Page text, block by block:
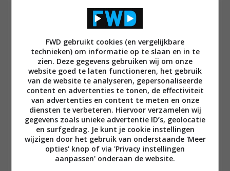
Verzoek tot uitschrijving mailinglist
De meest directe manier om uw gegevens uit onze
'unsubscribe-link' onderaan de betreffende mails.
Hiermee worden uw gegevens direct en automatisch
gedeactiveerd.
Via onderstaande formulier bieden wij u echter
eveneens de mogelijkheid uw gegevens door een
medewerker van FWD (360 Publishing B.V.) te laten
verwijderen. Hier kunnen enkele werkdagen overheen
gaan, afhankelijk van de drukte op de desbetreffende
afdeling. Hiervoor vragen wij uw begrip.
FWD gebruikt cookies (en vergelijkbare
technieken) om informatie op te slaan en in te
zien. Deze gegevens gebruiken wij om onze
website goed te laten functioneren, het gebruik
van de website te analyseren, gepersonaliseerde
content en advertenties te tonen, de effectiviteit
van advertenties en content te meten en onze
diensten te verbeteren. Hiervoor verzamelen wij
gegevens zoals unieke advertentie ID’s, geolocatie
en surfgedrag. Je kunt je cookie instellingen
wijzigen door het gebruik van onderstaande 'Meer
opties' knop of via 'Privacy instellingen
aanpassen' onderaan de website.